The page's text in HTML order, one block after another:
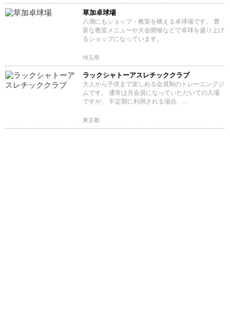
草加卓球場
八潮にもショップ・教室を構える卓球場です。 豊
富な教室メニューや大会開催などで卓球を盛り上げ
るショップになっています。
埼玉県
ラックシャトーアスレチッククラブ
大人から子供まで楽しめる会員制のトレーニングジ
ムです。 通常は月会員になっていただいての入場
ですが、 不定期に利用される場合、..
東京都